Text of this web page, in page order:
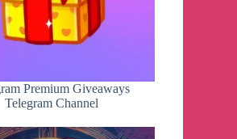
Premium Giveaways
Telegram Channel